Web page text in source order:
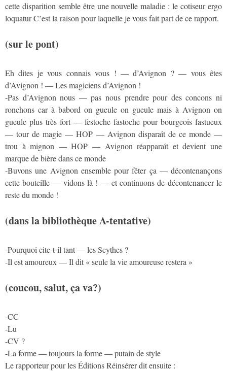
cette disparition semble être une nouvelle maladie : le cotiseur ergo
loquatur C’est la raison pour laquelle je vous fait part de ce rapport.
(sur le pont)
Eh dites je vous connais vous ! — d’Avignon ? — vous êtes
d’Avignon ! — Les magiciens d’Avignon !
-Pas d’Avignon nous — pas nous prendre pour des concons ni
ronchons car à babord on gueule on gueule mais à Avignon on
gueule plus très fort — festoche fastoche pour bourgeois fastueux
— tour de magie — HOP — Avignon disparaît de ce monde —
trou à mignon — HOP — Avignon réapparaît et devient une
marque de bière dans ce monde
-Buvons une Avignon ensemble pour fêter ça — décontenançons
cette bouteille — vidons là ! — et continuons de décontenancer le
reste du monde !
(dans la bibliothèque A-tentative)
-Pourquoi cite-t-il tant — les Scythes ?
-Il est amoureux — Il dit « seule la vie amoureuse restera »
(coucou, salut, ça va?)
-CC
-Lu
-CV ?
-La forme — toujours la forme — putain de style
Le rapporteur pour les Éditions Réinsérer dit ensuite :